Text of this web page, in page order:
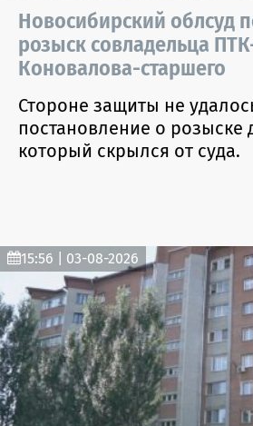
Новосибирский облсуд
розыск совладельца
Коновалова-старшего
Стороне защиты не
постановление о розыске
который скрылся от суда.
15:56 | 03-08-2026